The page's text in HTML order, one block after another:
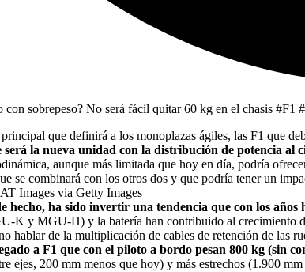
principal que definirá a los monoplazas ágiles, las F1 que
será la nueva unidad con la distribución de potencia
aunque más limitada que hoy en día, podría
se combinará con los otros dos y que podría tener un
Images via Getty Images
hecho, ha sido invertir una tendencia que con los
K y MGU-H) y la batería han contribuido al crecimiento
hablar de la multiplicación de cables de retención de las
a F1 que con el piloto a bordo pesan 800 kg (sin
ejes, 200 mm menos que hoy) y más estrechos (1.900